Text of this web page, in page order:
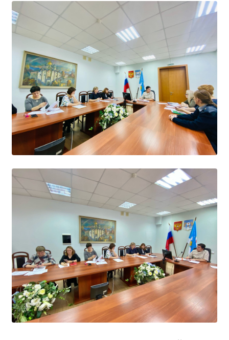
Финансово-хозяйственная деятельность
Вакантные места для приёма (перевода)
Международное сотрудничество
Организация питания в образовательной
организации
УЧЕБНАЯ РАБОТА
Расписание занятий
Заочное отделение
Локальные акты
ВОСПИТАТЕЛЬНАЯ РАБОТА
Безопасность на железной дороге
Дополнительное образование
Информационная безопасность
Информация для детей-сирот
Памятные даты военной истории
Пожарная безопасность
Программа воспитания
Противодействие терроризму
Профилактическая работа